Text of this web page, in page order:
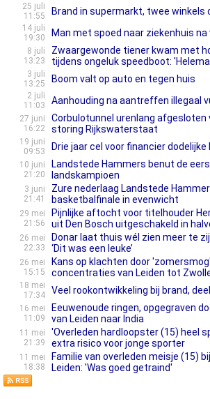
25 juli
11:55
Brand in supermarkt, twee winkels
14 juli
19:30
Man met spoed naar ziekenhuis
8 juli
13:23
Zwaargewonde tiener kwam met
tijdens ongeluk speedboot:
3 juli
13:25
Boom valt op auto en tegen huis
2 juli
11:03
Aanhouding na aantreffen illegaal
27 juni
16:22
Corbulotunnel urenlang afgesloten
storing Rijkswaterstaat
19 juni
09:53
Drie jaar cel voor financier dodelijke
10 juni
21:20
Landstede Hammers benut de
landskampioen
3 juni
21:41
Zure nederlaag Landstede
basketbalfinale in evenwicht
29 mei
21:56
Pijnlijke aftocht voor titelhouder
uit Den Bosch uitgeschakeld in
26 mei
22:33
Donar laat thuis wél zien meer te
‘Dit was een leuke’
26 mei
15:15
Kans op klachten door
concentraties van Leiden tot
18 mei
17:34
Veel rookontwikkeling bij brand,
16 mei
11:09
Eeuwenoude ringen, opgegraven
van Leiden naar India
11 mei
21:39
'Overleden hardloopster (15) heel
extra risico voor jonge sporter
11 mei
18:38
Familie van overleden meisje (15)
Leiden: 'Was goed getraind'